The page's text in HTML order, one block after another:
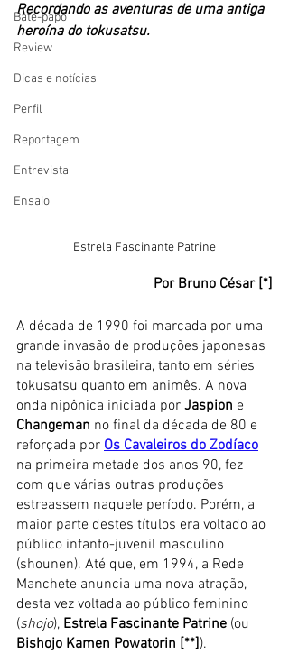
Bate-papo
Review
Dicas e notícias
Perfil
Reportagem
Entrevista
Ensaio
Recordando as aventuras de uma antiga
heroína do tokusatsu.
Estrela Fascinante Patrine
Por Bruno César [*]
A década de 1990 foi marcada por uma
grande invasão de produções japonesas
na televisão brasileira, tanto em séries
tokusatsu quanto em animês. A nova
onda nipônica iniciada por Jaspion e
Changeman no final da década de 80 e
reforçada por Os Cavaleiros do Zodíaco
na primeira metade dos anos 90, fez
com que várias outras produções
estreassem naquele período. Porém, a
maior parte destes títulos era voltado ao
público infanto-juvenil masculino
(shounen). Até que, em 1994, a Rede
Manchete anuncia uma nova atração,
desta vez voltada ao público feminino
(shojo), Estrela Fascinante Patrine (ou
Bishojo Kamen Powatorin [**] ).